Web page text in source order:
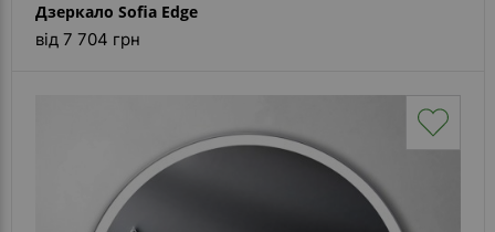
Дзеркало Sofia Edge
від 7 704 грн